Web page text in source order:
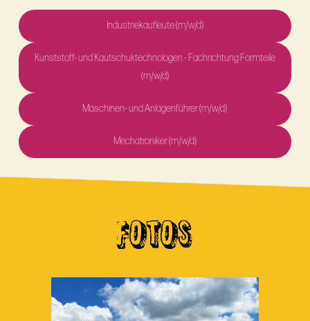
Industriekaufleute (m/w/d)
Kunststoff- und Kautschuktechnologen - Fachrichtung Formteile
(m/w/d)
Maschinen- und Anlagenführer (m/w/d)
Mechatroniker (m/w/d)
FOTOS